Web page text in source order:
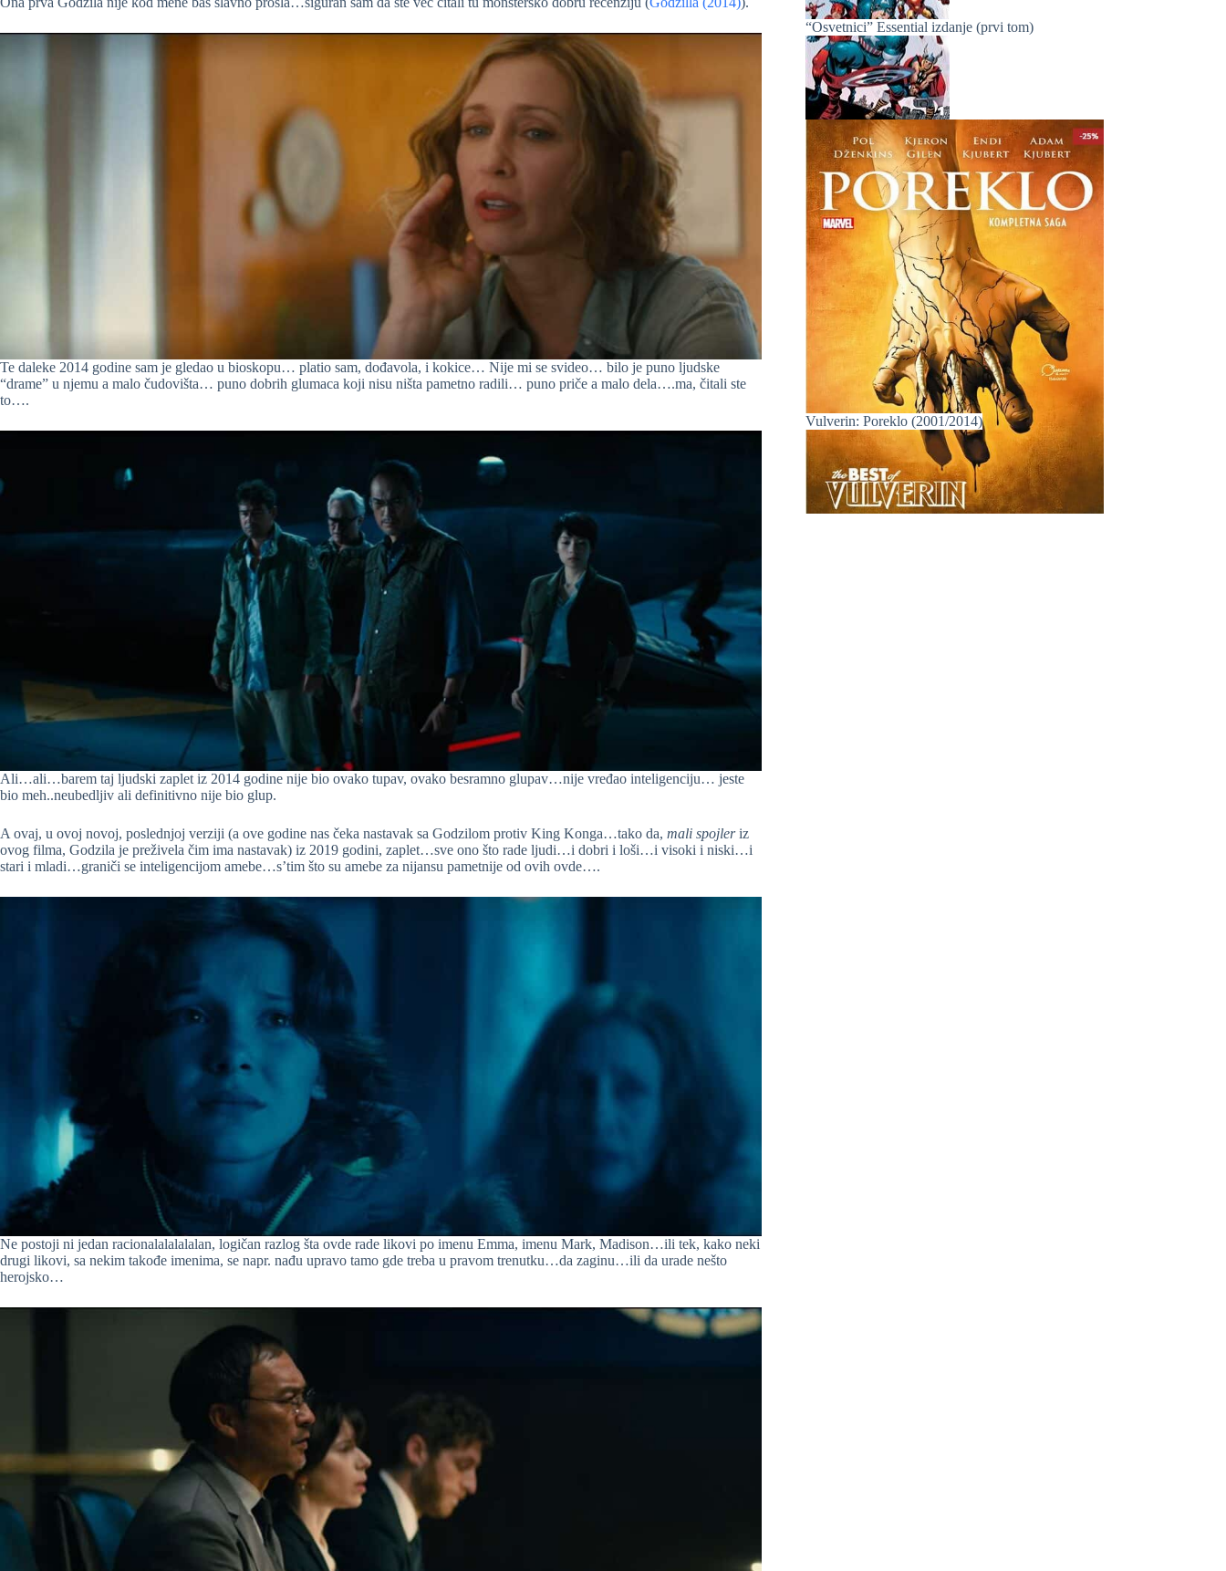
Te daleke 2014 godine sam je gledao u bioskopu… platio sam, dođavola, i kokice… Nije mi se svideo… bilo je puno ljudske
“drame” u njemu a malo čudovišta… puno dobrih glumaca koji nisu ništa pametno radili… puno priče a malo dela….ma, čitali ste
to….
Ali…ali…barem taj ljudski zaplet iz 2014 godine nije bio ovako tupav, ovako besramno glupav…nije vređao inteligenciju… jeste
bio meh..neubedljiv ali definitivno nije bio glup.
A ovaj, u ovoj novoj, poslednjoj verziji (a ove godine nas čeka nastavak sa Godzilom protiv King Konga…tako da, mali spojleriz
ovog filma, Godzila je preživela čim ima nastavak) iz 2019 godini, zaplet…sve ono što rade ljudi…i dobri i loši…i visoki i niski…i
stari i mladi…graniči se inteligencijom amebe…s’tim što su amebe za nijansu pametnije od ovih ovde….
Ne postoji ni jedan racionalalalalalan, logičan razlog šta ovde rade likovi po imenu Emma, imenu Mark, Madison…ili tek, kako neki
drugi likovi, sa nekim takođe imenima, se napr. nađu upravo tamo gde treba u pravom trenutku…da zaginu…ili da urade nešto
herojsko…
“Osvetnici” Essential izdanje (prvi tom)
Vulverin: Poreklo (2001/2014)